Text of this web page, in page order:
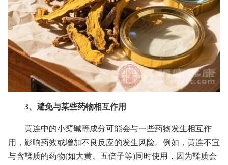
3、避免与某些药物相互作用
黄连中的小檗碱等成分可能会与一些药物发生相互作
用，影响药效或增加不良反应的发生风险。例如，黄连不宜
与含鞣质的药物(如大黄、五倍子等)同时使用，因为鞣质会